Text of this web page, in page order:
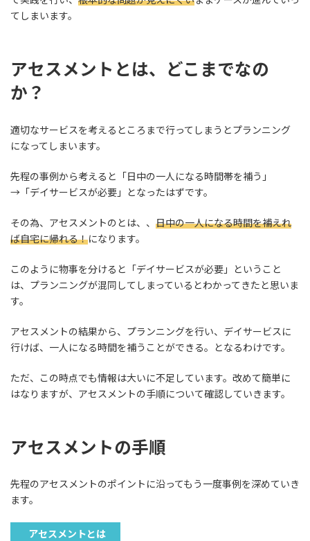
てしまいます。
アセスメントとは、どこまでなの
か？
適切なサービスを考えるところまで行ってしまうとプランニング
になってしまいます。
先程の事例から考えると「日中の一人になる時間帯を補う」
→「デイサービスが必要」となったはずです。
その為、アセスメントのとは、、 日中の一人になる時間を補えれ
ば自宅に帰れる！になります。
このように物事を分けると「デイサービスが必要」ということ
は、プランニングが混同してしまっているとわかってきたと思いま
す。
アセスメントの結果から、プランニングを行い、デイサービスに
行けば、一人になる時間を補うことができる。となるわけです。
ただ、この時点でも情報は大いに不足しています。改めて簡単に
はなりますが、アセスメントの手順について確認していきます。
アセスメントの手順
先程のアセスメントのポイントに沿ってもう一度事例を深めていき
ます。
アセスメントとは